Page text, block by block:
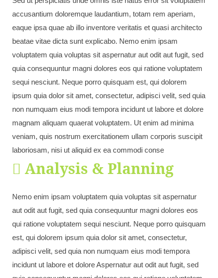
accusantium doloremque laudantium, totam rem aperiam,
eaque ipsa quae ab illo inventore veritatis et quasi architecto
beatae vitae dicta sunt explicabo. Nemo enim ipsam
voluptatem quia voluptas sit aspernatur aut odit aut fugit, sed
quia consequuntur magni dolores eos qui ratione voluptatem
sequi nesciunt. Neque porro quisquam est, qui dolorem
ipsum quia dolor sit amet, consectetur, adipisci velit, sed quia
non numquam eius modi tempora incidunt ut labore et dolore
magnam aliquam quaerat voluptatem. Ut enim ad minima
veniam, quis nostrum exercitationem ullam corporis suscipit
laboriosam, nisi ut aliquid ex ea commodi conse
Analysis & Planning
Nemo enim ipsam voluptatem quia voluptas sit aspernatur
aut odit aut fugit, sed quia consequuntur magni dolores eos
qui ratione voluptatem sequi nesciunt. Neque porro quisquam
est, qui dolorem ipsum quia dolor sit amet, consectetur,
adipisci velit, sed quia non numquam eius modi tempora
incidunt ut labore et dolore Aspernatur aut odit aut fugit, sed